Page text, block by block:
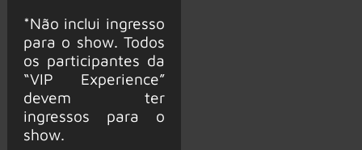
*Não inclui ingresso
para o show. Todos
os participantes da
“VIP Experience”
devem ter
ingressos para o
show.